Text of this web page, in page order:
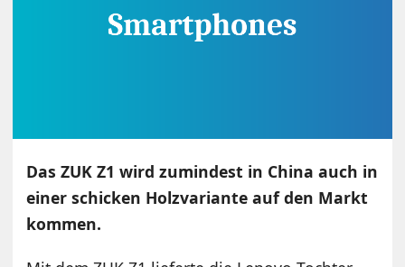
Das ZUK Z1 wird zumindest in China auch in
einer schicken Holzvariante auf den Markt
kommen.